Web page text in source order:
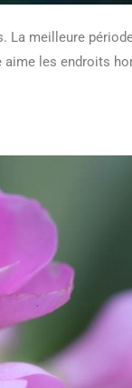
La meilleure
aime les endroits